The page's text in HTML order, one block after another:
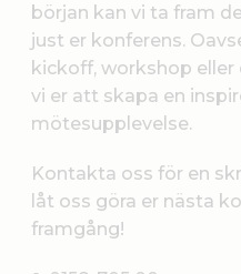
början kan vi ta fram
just er konferens.
kickoff, workshop
vi er att skapa en
mötesupplevelse.
Kontakta oss för en
låt oss göra er nästa
framgång!